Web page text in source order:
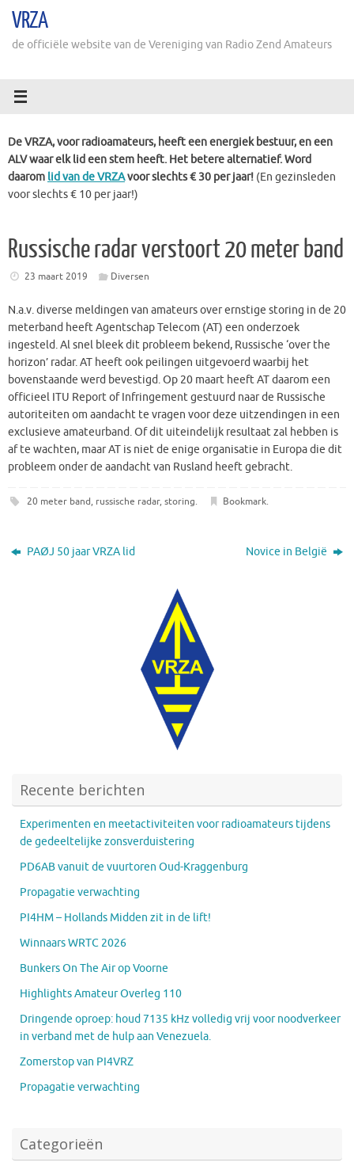
naarVRZA
de officiële website van de Vereniging van Radio Zend Amateurs
De VRZA, voor radioamateurs, heeft een energiek bestuur, en een
ALV waar elk lid een stem heeft. Het betere alternatief. Word
daarom lid van de VRZAvoor slechts € 30 per jaar! (En gezinsleden
voor slechts € 10 per jaar!)
Russische radar verstoort 20 meter band
23 maart 2019 Diversen
N.a.v. diverse meldingen van amateurs over ernstige storing in de 20
meterband heeft Agentschap Telecom (AT) een onderzoek
ingesteld. Al snel bleek dit probleem bekend, Russische ‘over the
horizon’ radar. AT heeft ook peilingen uitgevoerd waarbij het
bovenstaande werd bevestigd. Op 20 maart heeft AT daarom een
officieel ITU Report of Infringement gestuurd naar de Russische
autoriteiten om aandacht te vragen voor deze uitzendingen in een
exclusieve amateurband. Of dit uiteindelijk resultaat zal hebben is
af te wachten, maar AT is niet de enige organisatie in Europa die dit
probleem onder de aandacht van Rusland heeft gebracht.
20 meter band, russische radar, storing. Bookmark.
PAØJ 50 jaar VRZA lid Novice in België
Recente berichten
Experimenten en meetactiviteiten voor radioamateurs tijdens
de gedeeltelijke zonsverduistering
PD6AB vanuit de vuurtoren Oud-Kraggenburg
Propagatie verwachting
PI4HM – Hollands Midden zit in de lift!
Winnaars WRTC 2026
Bunkers On The Air op Voorne
Highlights Amateur Overleg 110
Dringende oproep: houd 7135 kHz volledig vrij voor noodverkeer
in verband met de hulp aan Venezuela.
Zomerstop van PI4VRZ
Propagatie verwachting
Categorieën